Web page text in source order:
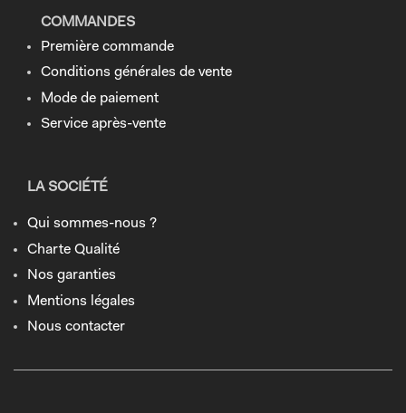
COMMANDES
Première commande
Conditions générales de vente
Mode de paiement
Service après-vente
LA SOCIÉTÉ
Qui sommes-nous ?
Charte Qualité
Nos garanties
Mentions légales
Nous contacter